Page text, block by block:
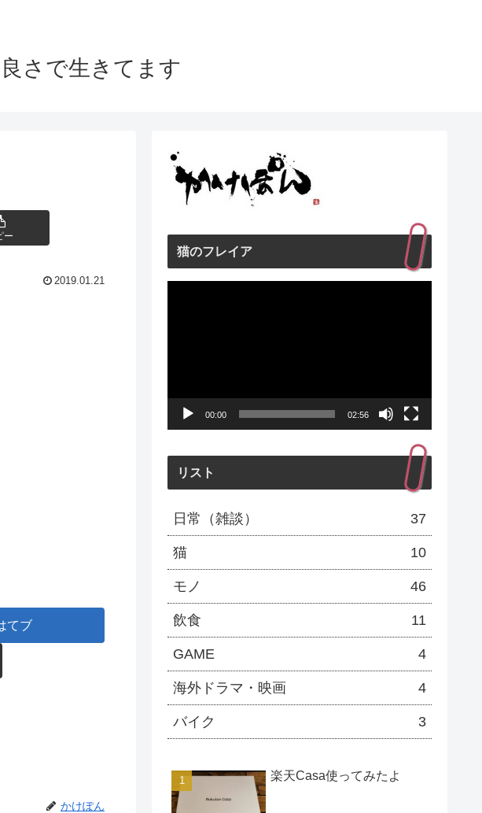
さで生きてます
ー
2019.01.21
てブ
かけぽん
猫のフレイア
00:00 02:56
リスト
日常（雑談） 37
猫 10
モノ 46
飲食 11
GAME 4
海外ドラマ・映画 4
バイク 3
楽天Casa使ってみたよ